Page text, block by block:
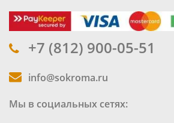
+7 (812) 900-05-51
info@sokroma.ru
Мы в социальных сетях: